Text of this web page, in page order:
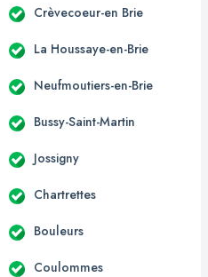
Crèvecoeur-en Brie
La Houssaye-en-Brie
Neufmoutiers-en-Brie
Bussy-Saint-Martin
Jossigny
Chartrettes
Bouleurs
Coulommes